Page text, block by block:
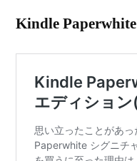
Kindle Paperwhite